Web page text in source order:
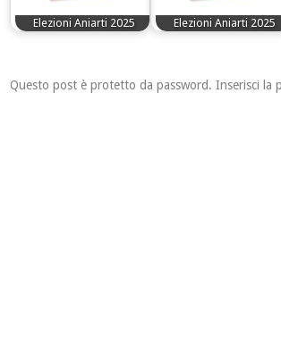
Elezioni Aniarti 2025 Elezioni Aniarti 2025
Questo post è protetto da password. Inserisci la